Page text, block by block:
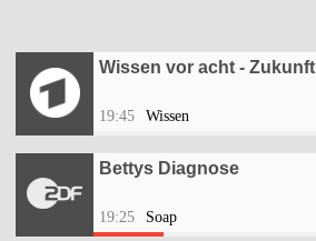
Wissen vor acht - Zukunft
19:45 Wissen
Bettys Diagnose
19:25 Soap